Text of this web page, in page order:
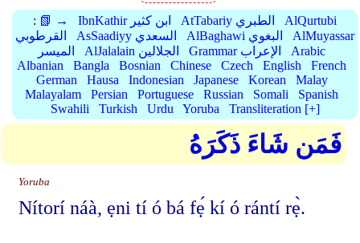
: 📗 → IbnKathir ابن كثير AtTabariy الطبري
AlQurtubi
القرطوبي
AsSaadiyy السعدي AlBaghawi البغوي
AlMuyassar
الميسر
AlJalalain الجلالين Grammar الإعراب
Arabic
Albanian
Bangla Bosnian Chinese Czech English
French
German
Hausa Indonesian Japanese Korean
Malay
Malayalam
Persian Portuguese Russian Somali
Spanish
Swahili
Turkish Urdu Yoruba Transliteration [+]
فَمَن شَاءَ ذَكَرَهُ
Yoruba
Nítorí náà, ẹni tí ó bá fẹ́ kí ó rántí rẹ̀.